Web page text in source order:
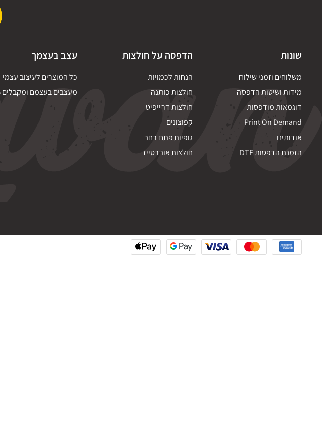
שונות
משלוחים וזמני שילוח
מידות ושיטות הדפסה
דוגמאות מודפסות
Print On Demand
אודותינו
הזמנת הדפסות DTF
הדפסה על חולצות
הנחות לכמויות
חולצות כותנה
חולצות דרייפיט
קפוצונים
גופיות פתח רחב
חולצות אוברסייז
עצב בעצמך
כל המוצרים לעיצוב עצמי
מעצבים בעצמם ומקבלים 10% הנחה